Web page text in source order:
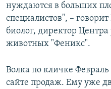
нуждаются в больших
специалистов", – говорит
биолог, директор
животных "Феникс".
Волка по кличке
сайте продаж. Ему уже